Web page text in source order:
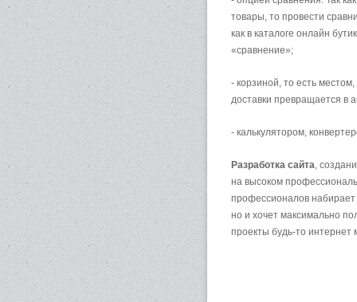
товары, то провести
как в каталоге онлайн
«сравнение»;
- корзиной, то есть
доставки превращается в
- калькулятором,
Разработка сайта,
на высоком
профессионалов
но и хочет максимально
проекты будь-то интернет